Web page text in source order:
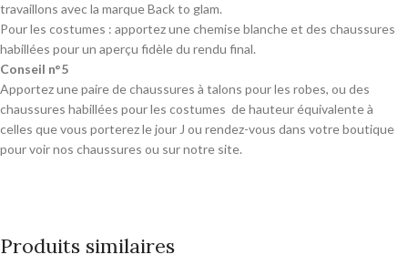
travaillons avec la marque Back to glam.
Pour les costumes : apportez une chemise blanche et des chaussures
habillées pour un aperçu fidèle du rendu final.
Conseil n°5
Apportez une paire de chaussures à talons pour les robes, ou des
chaussures habillées pour les costumes de hauteur équivalente à
celles que vous porterez le jour J ou rendez-vous dans votre boutique
pour voir nos chaussures ou sur notre site.
Produits similaires